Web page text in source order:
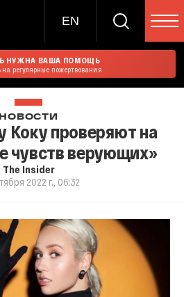
EN
НУЖНА ВАША ПОМОЩЬ
регулярные пожертвования
НОВОСТИ
Коку проверяют на
чувств верующих»
The Insider
2022 г., 06:32